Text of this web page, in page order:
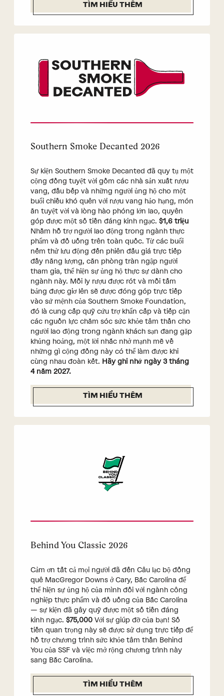
TÌM HIỂU THÊM
Southern Smoke Decanted 2026
Sự kiện Southern Smoke Decanted đã quy tụ một
cộng đồng tuyệt vời gồm các nhà sản xuất rượu
vang, đầu bếp và những người ủng hộ cho một
buổi chiều khó quên với rượu vang hảo hạng, món
ăn tuyệt vời và lòng hào phóng lớn lao, quyên
góp được một số tiền đáng kinh ngạc. $1,6 triệu
Nhằm hỗ trợ người lao động trong ngành thực
phẩm và đồ uống trên toàn quốc. Từ các buổi
nếm thử lưu động đến phiên đấu giá trực tiếp
đầy năng lượng, căn phòng tràn ngập người
tham gia, thể hiện sự ủng hộ thực sự dành cho
ngành này. Mỗi ly rượu được rót và mỗi tấm
bảng được giơ lên sẽ được đóng góp trực tiếp
vào sứ mệnh của Southern Smoke Foundation,
đó là cung cấp quỹ cứu trợ khẩn cấp và tiếp cận
các nguồn lực chăm sóc sức khỏe tâm thần cho
người lao động trong ngành khách sạn đang gặp
khủng hoảng, một lời nhắc nhở mạnh mẽ về
những gì cộng đồng này có thể làm được khi
cùng nhau đoàn kết. Hãy ghi nhớ ngày 3 tháng
4 năm 2027.
TÌM HIỂU THÊM
Behind You Classic 2026
Cảm ơn tất cả mọi người đã đến Câu lạc bộ đồng
quê MacGregor Downs ở Cary, Bắc Carolina để
thể hiện sự ủng hộ của mình đối với ngành công
nghiệp thực phẩm và đồ uống của Bắc Carolina
— sự kiện đã gây quỹ được một số tiền đáng
kinh ngạc. $75,000 Với sự giúp đỡ của bạn! Số
tiền quan trọng này sẽ được sử dụng trực tiếp để
hỗ trợ chương trình sức khỏe tâm thần Behind
You của SSF và việc mở rộng chương trình này
sang Bắc Carolina.
TÌM HIỂU THÊM